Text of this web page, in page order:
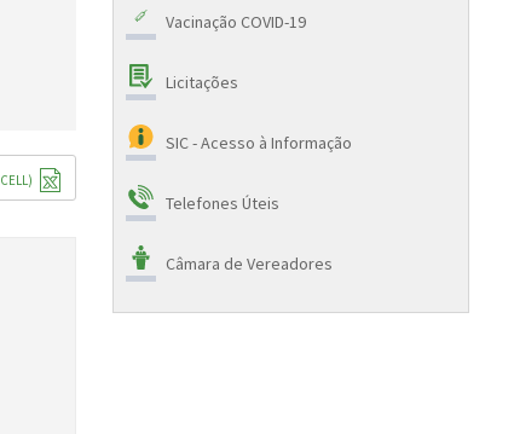
Vacinação COVID-19
Licitações
SIC - Acesso à Informação
Telefones Úteis
Câmara de Vereadores